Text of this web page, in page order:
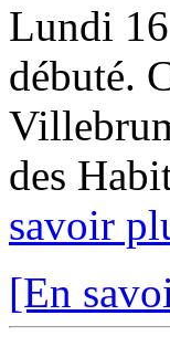
Lundi
débuté.
des
savoir
[En